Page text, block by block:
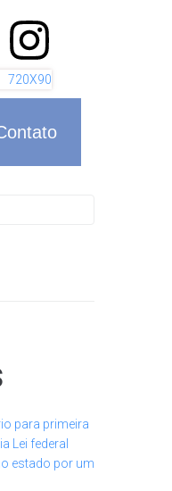
para primeira
Lei federal
estado por um